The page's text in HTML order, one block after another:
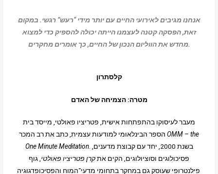
אנחנו מגיבים לאירועי החיים עם יותר מידי “רעש” רגשי. במקום
זאת, הפסקה קטנה לעצמנו הייתה יכולה להספיק כדי למצוא
מחדש את הווליום הנכון של החיים, כך אומרים מחקרים.
קלסתרון
מטרה: הצמיחה של האדם
מעבר לעיסוקו בהתפתחות אישית, פטריציו פאולטי, מייסד בית
OMM – the
One Minute Meditation. בשנת 2000, יחד עם קבוצת מדענים,
פסיכולוגים וסוציולוגים, הקים אתקרן פטריציו פאולטי, גוף